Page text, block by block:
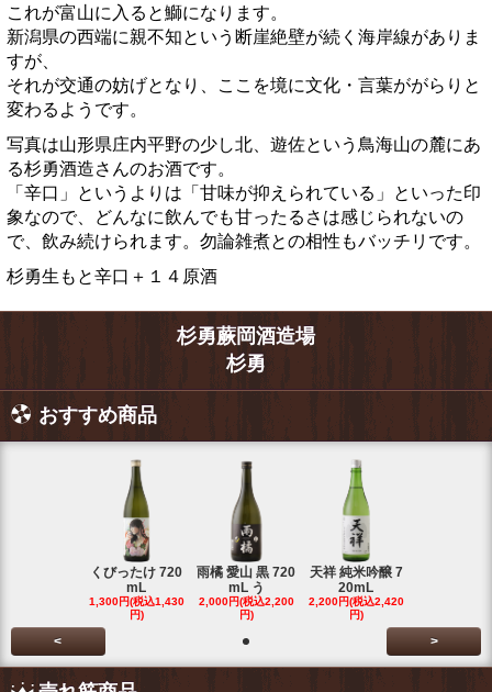
これが富山に入ると鰤になります。
新潟県の西端に親不知という断崖絶壁が続く海岸線がありま
すが、
それが交通の妨げとなり、ここを境に文化・言葉ががらりと
変わるようです。
写真は山形県庄内平野の少し北、遊佐という鳥海山の麓にあ
る杉勇酒造さんのお酒です。
「辛口」というよりは「甘味が抑えられている」といった印
象なので、どんなに飲んでも甘ったるさは感じられないの
で、飲み続けられます。勿論雑煮との相性もバッチリです。
杉勇生もと辛口＋１４原酒
杉勇蕨岡酒造場
杉勇
おすすめ商品
くびったけ 720
mL
1,300円(税込1,430
円)
雨橘 愛山 黒 720
mL う
2,000円(税込2,200
円)
天祥 純米吟醸 7
20mL
2,200円(税込2,420
円)
< >